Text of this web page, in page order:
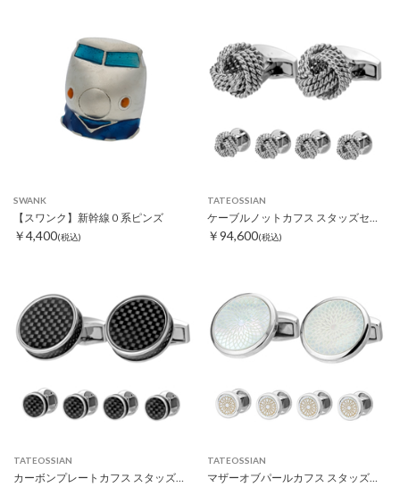
SWANK
【スワンク】新幹線０系ピンズ
￥4,400(税込)
TATEOSSIAN
￥94,600(税込)
TATEOSSIAN
カーボンプレートカフス スタッズセット
TATEOSSIAN
マザーオブパールカフス スタッズセット